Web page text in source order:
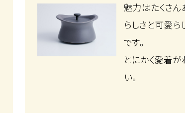
魅力はたくさ
らしさと可愛ら
です。
とにかく愛着
い。